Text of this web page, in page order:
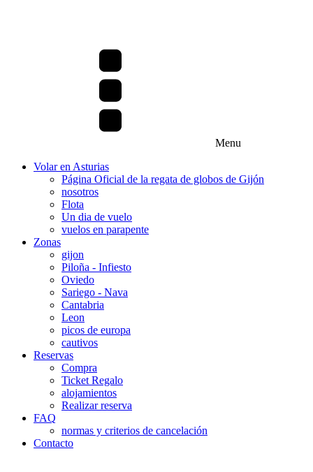
Menu
Volar en Asturias
Página Oficial de la regata de globos de Gijón
nosotros
Flota
Un dia de vuelo
vuelos en parapente
Zonas
gijon
Piloña - Infiesto
Oviedo
Sariego - Nava
Cantabria
Leon
picos de europa
cautivos
Reservas
Compra
Ticket Regalo
alojamientos
Realizar reserva
FAQ
normas y criterios de cancelación
Contacto